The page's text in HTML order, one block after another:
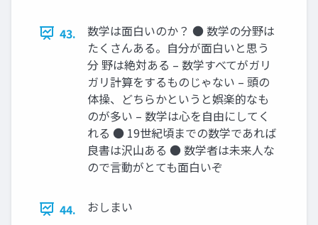
43.
数学は面白いのか？ ● 数学の分野は
たくさんある。自分が面白いと思う
分 野は絶対ある – 数学すべてがガリ
ガリ計算をするものじゃない – 頭の
体操、どちらかというと娯楽的なも
のが多い – 数学は心を自由にしてく
れる ● 19世紀頃までの数学であれば
良書は沢山ある ● 数学者は未来人な
ので言動がとても面白いぞ
44. おしまい